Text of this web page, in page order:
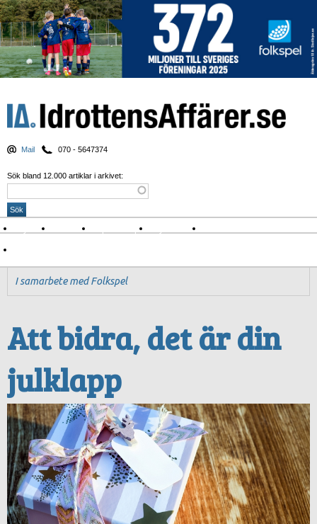
Mail 070 - 5647374
Sök bland 12.000 artiklar i arkivet:
Nyheter Krönikor Sport & spel Nyhetsbrev
I samarbete med Folkspel
Att bidra, det är din
julklapp